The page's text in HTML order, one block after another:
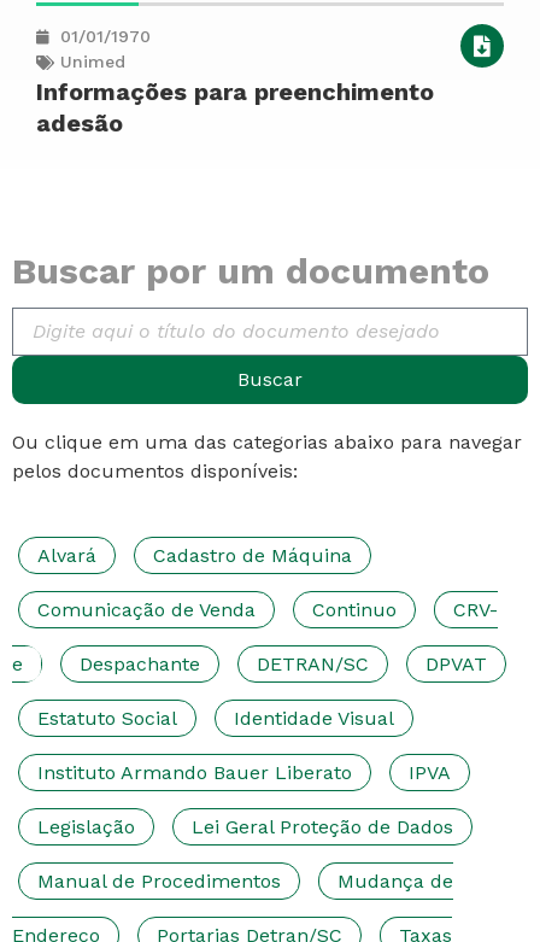
01/01/1970
Unimed
Informações para preenchimento
adesão
Buscar por um documento
Buscar
Ou clique em uma das categorias abaixo para navegar
pelos documentos disponíveis:
Alvará Cadastro de Máquina
Comunicação de Venda Continuo CRV-
e Despachante DETRAN/SC DPVAT
Estatuto Social Identidade Visual
Instituto Armando Bauer Liberato IPVA
Legislação Lei Geral Proteção de Dados
Manual de Procedimentos Mudança de
Endereço Portarias Detran/SC Taxas